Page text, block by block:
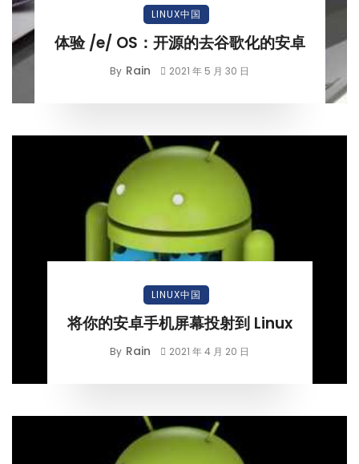
LINUX中国
体验 /e/ OS：开源的去谷歌化的安卓
By Rain 2021 年 5 月 30 日
LINUX中国
将你的安卓手机屏幕投射到 Linux
By Rain 2021 年 4 月 20 日